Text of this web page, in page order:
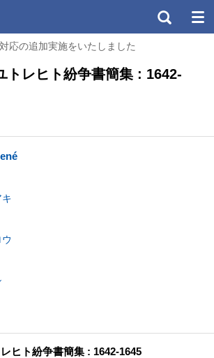
応の追加実施をいたしました
トレヒト紛争書簡集 : 1642-
ヒト紛争書簡集 : 1642-1645